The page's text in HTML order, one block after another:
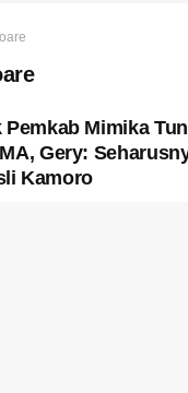
Pemkab Mimika
Gery:
Kamoro